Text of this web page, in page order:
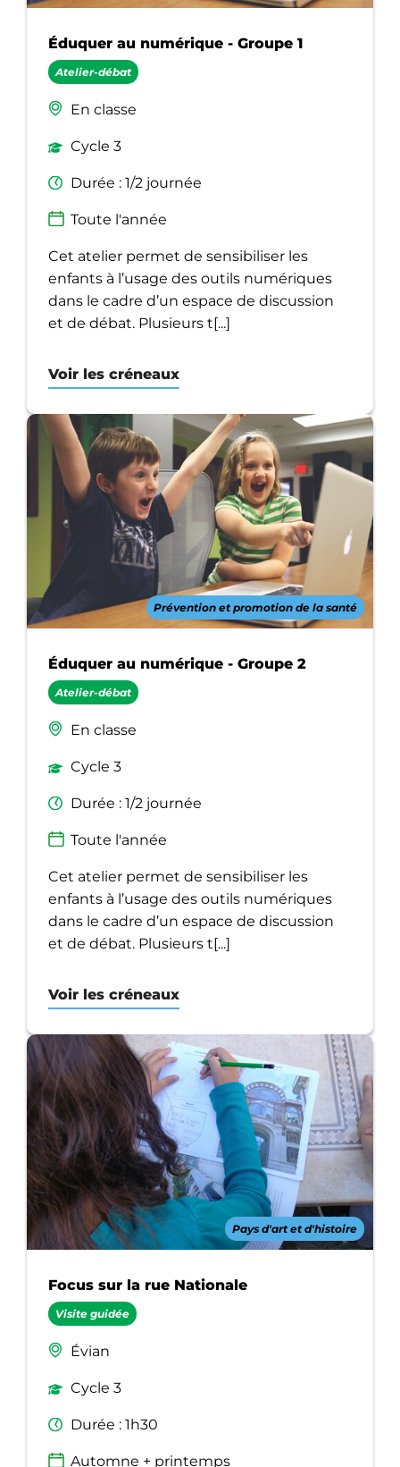
Éduquer au numérique - Groupe 1
Atelier-débat
En classe
Cycle 3
Durée : 1/2 journée
Toute l'année
Cet atelier permet de sensibiliser les
enfants à l’usage des outils numériques
dans le cadre d’un espace de discussion
et de débat. Plusieurs t[...]
Voir les créneaux
Éduquer au numérique - Groupe 2
Atelier-débat
En classe
Cycle 3
Durée : 1/2 journée
Toute l'année
Cet atelier permet de sensibiliser les
enfants à l’usage des outils numériques
dans le cadre d’un espace de discussion
et de débat. Plusieurs t[...]
Voir les créneaux
Prévention et promotion de la santé
Focus sur la rue Nationale
Visite guidée
Évian
Cycle 3
Durée : 1h30
Automne + printemps
Pays d'art et d'histoire